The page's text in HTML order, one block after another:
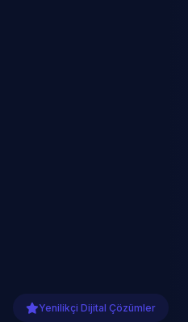
Yenilikçi Dijital Çözümler